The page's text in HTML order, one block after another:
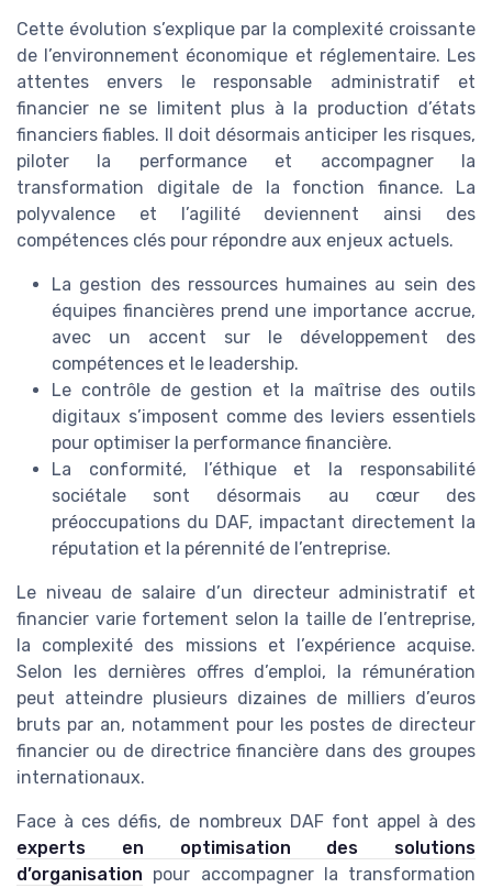
Cette évolution s’explique par la complexité croissante
de l’environnement économique et réglementaire. Les
attentes envers le responsable administratif et
financier ne se limitent plus à la production d’états
financiers fiables. Il doit désormais anticiper les risques,
piloter la performance et accompagner la
transformation digitale de la fonction finance. La
polyvalence et l’agilité deviennent ainsi des
compétences clés pour répondre aux enjeux actuels.
La gestion des ressources humaines au sein des
équipes financières prend une importance accrue,
avec un accent sur le développement des
compétences et le leadership.
Le contrôle de gestion et la maîtrise des outils
digitaux s’imposent comme des leviers essentiels
pour optimiser la performance financière.
La conformité, l’éthique et la responsabilité
sociétale sont désormais au cœur des
préoccupations du DAF, impactant directement la
réputation et la pérennité de l’entreprise.
Le niveau de salaire d’un directeur administratif et
financier varie fortement selon la taille de l’entreprise,
la complexité des missions et l’expérience acquise.
Selon les dernières offres d’emploi, la rémunération
peut atteindre plusieurs dizaines de milliers d’euros
bruts par an, notamment pour les postes de directeur
financier ou de directrice financière dans des groupes
internationaux.
Face à ces défis, de nombreux DAF font appel à des
experts en optimisation des solutions
d’organisation pour accompagner la transformation